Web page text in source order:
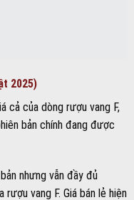
tạo nên hương vị phức
VNĐ/chai.
hạn mang tính sưu tập và
giá của phiên bản này
địa điểm bán, các